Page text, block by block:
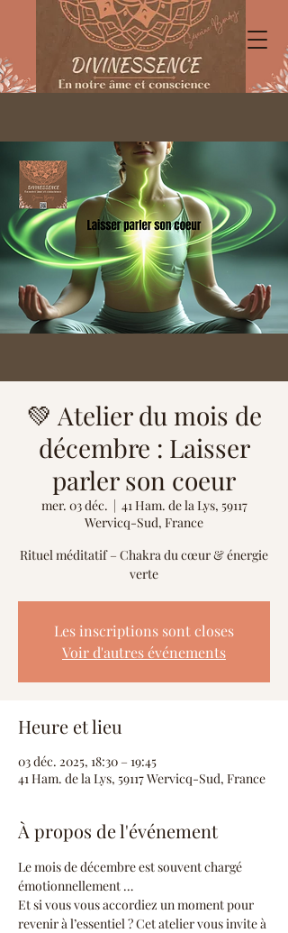
💚 Atelier du mois de
décembre : Laisser
parler son coeur
mer. 03 déc.
  |
41 Ham. de la Lys, 59117
Wervicq-Sud, France
Rituel méditatif – Chakra du cœur & énergie
verte
Les inscriptions sont closes
Voir d'autres événements
Heure et lieu
03 déc. 2025, 18:30 – 19:45
41 Ham. de la Lys, 59117 Wervicq-Sud, France
À propos de l'événement
Le mois de décembre est souvent chargé
émotionnellement …
Et si vous vous accordiez un moment pour
revenir à l’essentiel ? Cet atelier vous invite à